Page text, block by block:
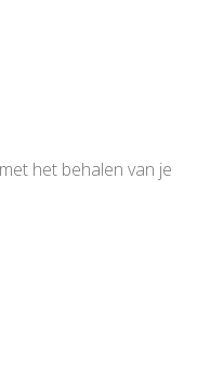
het behalen van je